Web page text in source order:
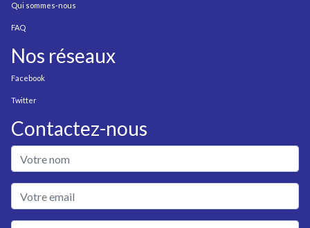
Qui sommes-nous
FAQ
Nos réseaux
Facebook
Twitter
Contactez-nous